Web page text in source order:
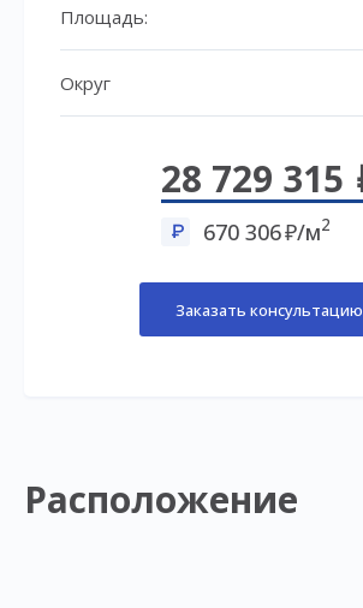
Площадь:
Округ
28 729 315
670 306 /м2
Заказать консультацию
Расположение